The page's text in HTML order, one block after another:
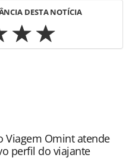
DESTA NOTÍCIA
entra-para-o-grupo-de-
ou as
Todo o conteúdo
é protegido pela
Viagem Omint atende
perfil do viajante